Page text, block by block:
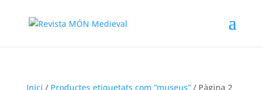
Inici / Productes etiquetats com “museus”/ Pàgina 2